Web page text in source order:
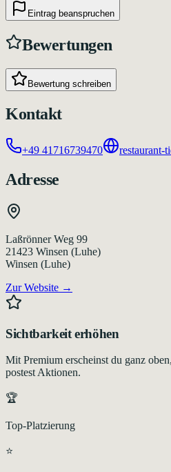
Eintrag beanspruchen
Bewertungen
Bewertung schreiben
Kontakt
+49 41716739470 restaurant-
Adresse
Laßrönner Weg 99
21423 Winsen (Luhe)
Winsen (Luhe)
Zur Website →
Sichtbarkeit erhöhen
Mit Premium erscheinst du ganz
postest Aktionen.
🏆
Top-Platzierung
⭐